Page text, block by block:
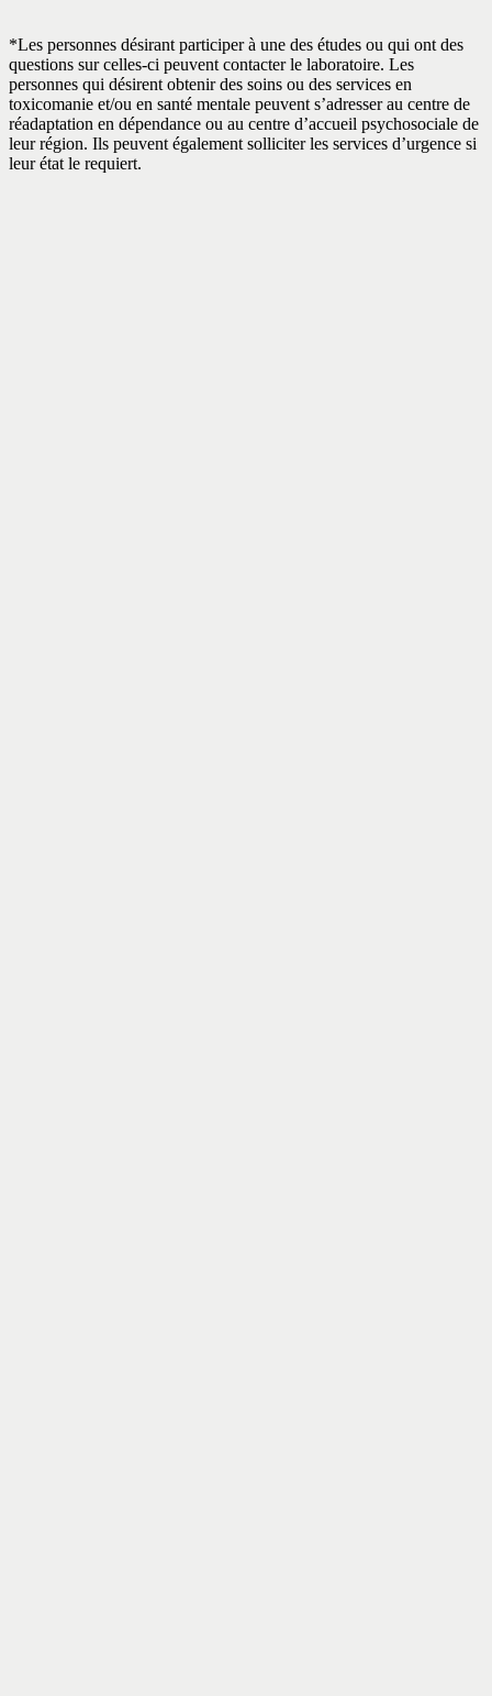
*Les personnes désirant participer à une des études ou qui ont des
questions sur celles-ci peuvent contacter le laboratoire. Les
personnes qui désirent obtenir des soins ou des services en
toxicomanie et/ou en santé mentale peuvent s’adresser au centre de
réadaptation en dépendance ou au centre d’accueil psychosociale de
leur région. Ils peuvent également solliciter les services d’urgence si
leur état le requiert.